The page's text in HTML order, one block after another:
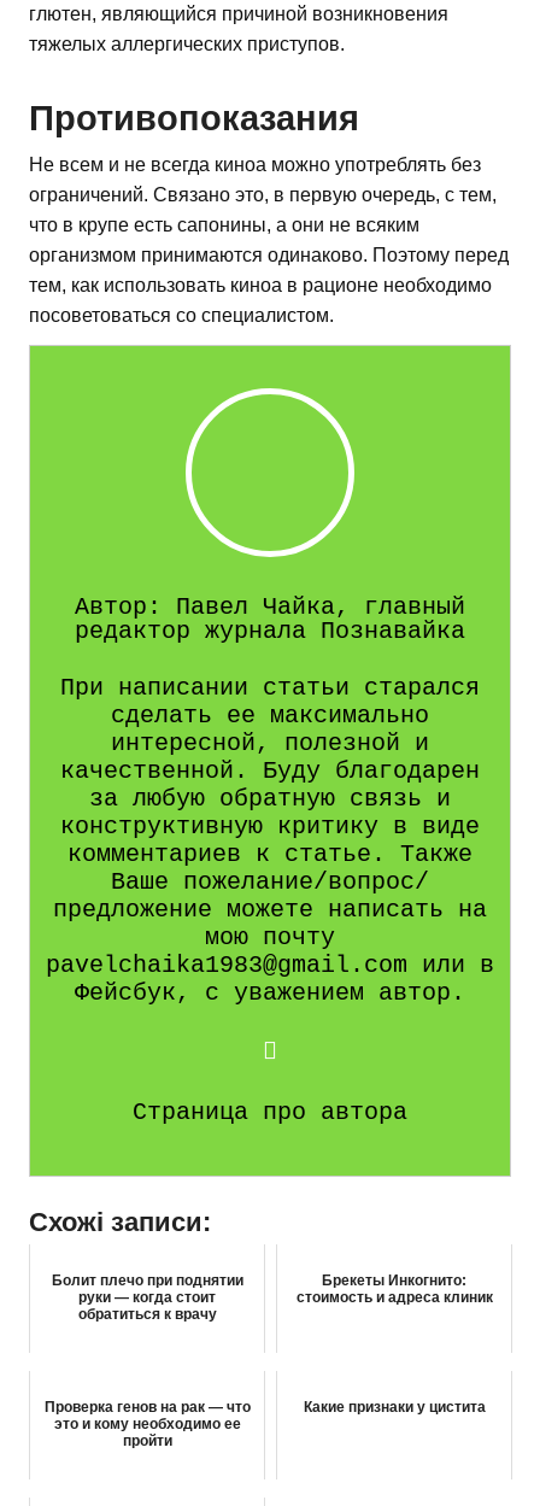
глютен, являющийся причиной возникновения
тяжелых аллергических приступов.
Противопоказания
Не всем и не всегда киноа можно употреблять без
ограничений. Связано это, в первую очередь, с тем,
что в крупе есть сапонины, а они не всяким
организмом принимаются одинаково. Поэтому перед
тем, как использовать киноа в рационе необходимо
посоветоваться со специалистом.
Автор: Павел Чайка, главный
редактор журнала Познавайка
При написании статьи старался
сделать ее максимально
интересной, полезной и
качественной. Буду благодарен
за любую обратную связь и
конструктивную критику в виде
комментариев к статье. Также
Ваше пожелание/вопрос/
предложение можете написать на
мою почту
pavelchaika1983@gmail.com или в
Фейсбук, с уважением автор.
Страница про автора
Схожі записи:
Болит плечо при поднятии
руки — когда стоит
обратиться к врачу
Брекеты Инкогнито:
стоимость и адреса клиник
Проверка генов на рак — что
это и кому необходимо ее
пройти
Какие признаки у цистита